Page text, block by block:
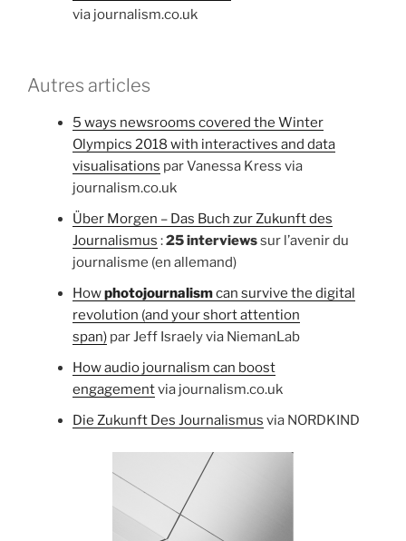
via journalism.co.uk
Autres articles
5 ways newsrooms covered the Winter
Olympics 2018 with interactives and data
visualisations par Vanessa Kress via
journalism.co.uk
Über Morgen – Das Buch zur Zukunft des
Journalismus :25 interviewssur l’avenir du
journalisme (en allemand)
Howphotojournalismcan survive the digital
revolution (and your short attention
span) par Jeff Israely via NiemanLab
How audio journalism can boost
engagementvia journalism.co.uk
Die Zukunft Des Journalismus via NORDKIND